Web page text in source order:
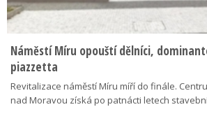
Náměstí Míru opouští dělníci,
piazzetta
Revitalizace náměstí Míru míří do finále.
nad Moravou získá po patnácti letech